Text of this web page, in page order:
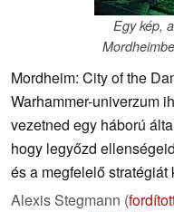
Egy kép,
Mordheim: City of the
Warhammer-univerzum
vezetned egy háború
hogy legyőzd
és a megfelelő
Alexis Stegmann (